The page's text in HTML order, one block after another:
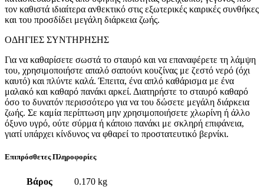
τον καθιστά ιδιαίτερα ανθεκτικό στις εξωτερικές καιρικές συνθήκες
και του προσδίδει μεγάλη διάρκεια ζωής.
ΟΔΗΓΙΕΣ ΣΥΝΤΗΡΗΣΗΣ
Για να καθαρίσετε σωστά το σταυρό και να επαναφέρετε τη λάμψη
του, χρησιμοποιήστε απαλό σαπούνι κουζίνας με ζεστό νερό (όχι
καυτό) και πλύντε καλά. Έπειτα, ένα απλό καθάρισμα με ένα
μαλακό και καθαρό πανάκι αρκεί. Διατηρήστε το σταυρό καθαρό
όσο το δυνατόν περισσότερο για να του δώσετε μεγάλη διάρκεια
ζωής. Σε καμία περίπτωση μην χρησιμοποιήσετε χλωρίνη ή άλλο
όξυνο υγρό, ούτε σύρμα ή κάποιο πανάκι με σκληρή επιφάνεια,
γιατί υπάρχει κίνδυνος να φθαρεί το προστατευτικό βερνίκι.
Επιπρόσθετες Πληροφορίες
Βάρος
0.170 kg